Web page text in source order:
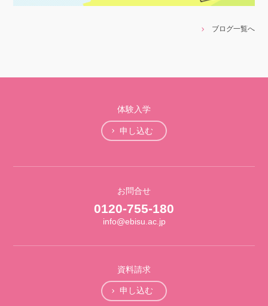
ブログ一覧へ
体験入学
申し込む
お問合せ
0120-755-180
info@ebisu.ac.jp
資料請求
申し込む